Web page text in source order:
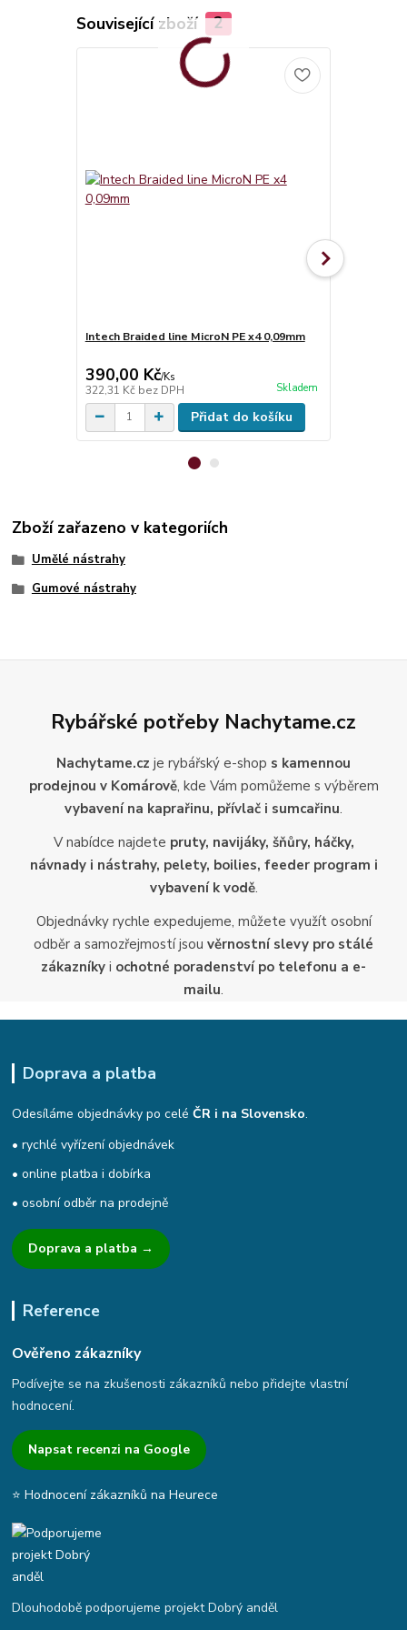
Související zboží 2
Intech Braided line MicroN PE x4 0,09mm
390,00 Kč/Ks
322,31 Kč bez DPH Skladem
Přidat do košíku
Zboží zařazeno v kategoriích
Umělé nástrahy
Gumové nástrahy
Rybářské potřeby Nachytame.cz
Nachytame.cz je rybářský e-shop s kamennou
prodejnou v Komárově, kde Vám pomůžeme s výběrem
vybavení na kaprařinu, přívlač i sumcařinu.
V nabídce najdete pruty, navijáky, šňůry, háčky,
návnady i nástrahy, pelety, boilies, feeder program i
vybavení k vodě.
Objednávky rychle expedujeme, můžete využít osobní
odběr a samozřejmostí jsou věrnostní slevy pro stálé
zákazníky i ochotné poradenství po telefonu a e-
mailu.
Doprava a platba
Odesíláme objednávky po celéČR i na Slovensko.
• rychlé vyřízení objednávek
• online platba i dobírka
• osobní odběr na prodejně
Doprava a platba →
Reference
Ověřeno zákazníky
Podívejte se na zkušenosti zákazníků nebo přidejte vlastní
hodnocení.
Napsat recenzi na Google
⭐ Hodnocení zákazníků na Heurece
Dlouhodobě podporujeme projekt Dobrý anděl